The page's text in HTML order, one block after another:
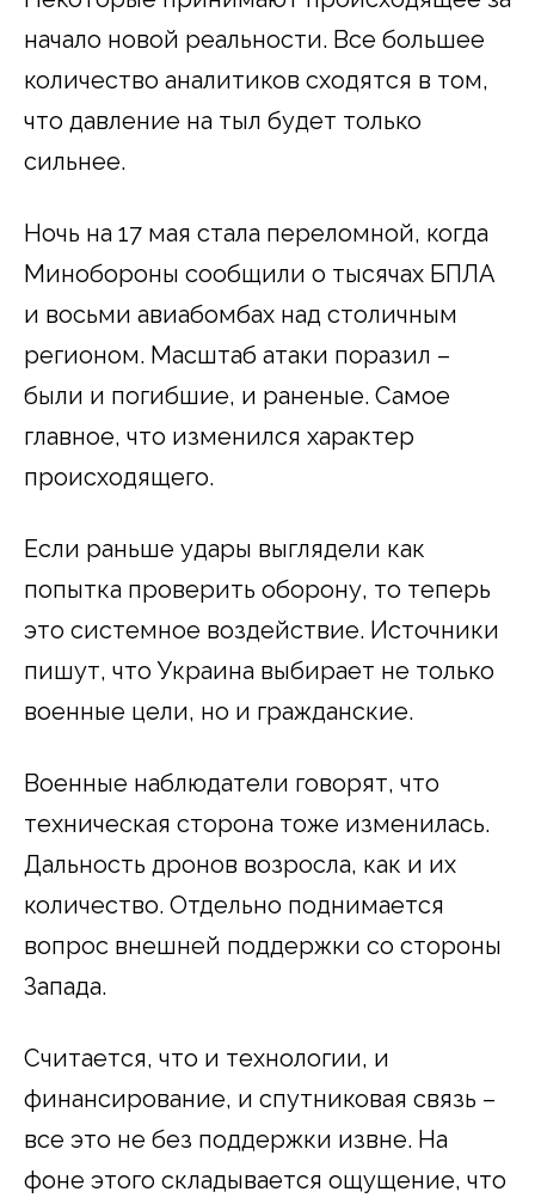
начало новой реальности. Все большее
количество аналитиков сходятся в том,
что давление на тыл будет только
сильнее.
Ночь на 17 мая стала переломной, когда
Минобороны сообщили о тысячах БПЛА
и восьми авиабомбах над столичным
регионом. Масштаб атаки поразил –
были и погибшие, и раненые. Самое
главное, что изменился характер
происходящего.
Если раньше удары выглядели как
попытка проверить оборону, то теперь
это системное воздействие. Источники
пишут, что Украина выбирает не только
военные цели, но и гражданские.
Военные наблюдатели говорят, что
техническая сторона тоже изменилась.
Дальность дронов возросла, как и их
количество. Отдельно поднимается
вопрос внешней поддержки со стороны
Запада.
Считается, что и технологии, и
финансирование, и спутниковая связь –
все это не без поддержки извне. На
фоне этого складывается ощущение, что